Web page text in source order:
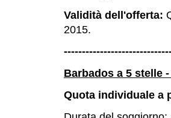
Validità dell'offerta:
2015.
Barbados a 5 stelle
Quota individuale a